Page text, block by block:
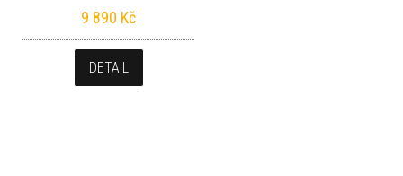
9 890 Kč
DETAIL